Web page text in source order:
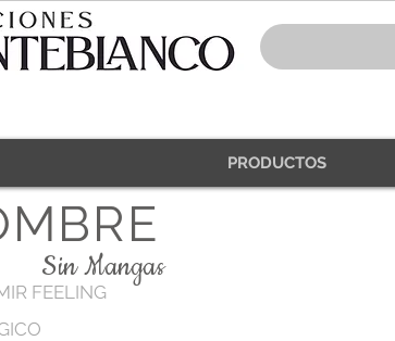
PRODUCTOS
FEELING
Sin Mangas